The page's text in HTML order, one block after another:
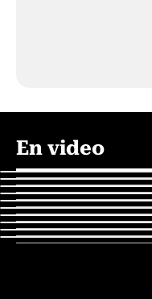
En video